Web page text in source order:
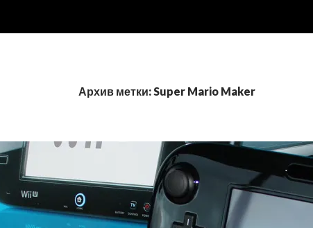
Архив метки: Super Mario Maker